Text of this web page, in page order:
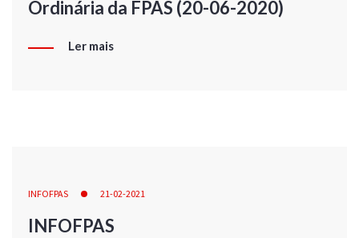
Ordinária da FPAS (20-06-2020)
Ler mais
INFOFPAS 21-02-2021
INFOFPAS